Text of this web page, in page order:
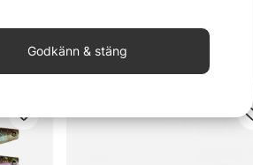
Godkänn & stäng